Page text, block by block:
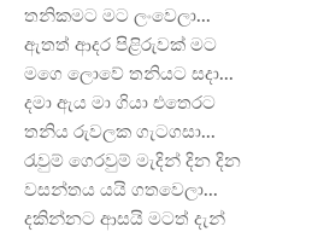
තනිකමට මට ලංවෙලා...
ඇතත් ආදර පිළිරුවක් මට
මගෙ ලොවේ තනියට සදා...
දමා ඇය මා ගියා එතෙරට
තනිය රුවලක ගැටගසා...
රැවුම් ගෙරවුම් මැදින් දින දින
වසන්තය යයි ගතවෙලා...
දකින්නට ආසයි මටත් දැන්